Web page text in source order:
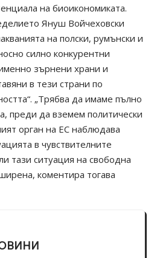
на биоикономиката.
Януш Войчеховски
на полски, румънски и
силно конкурентни
зърнени храни и
в тези страни по
„Трябва да имаме пълно
преди да вземем политически
орган на ЕС наблюдава
в чувствителните
тази ситуация на свободна
коментира тогава